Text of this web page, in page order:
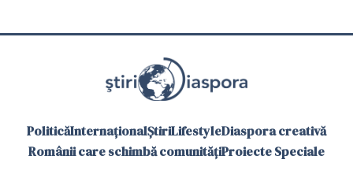
PoliticăInternaționalȘtiriLifestyleDiaspora creativă
Românii care schimbă comunitățiProiecte Speciale